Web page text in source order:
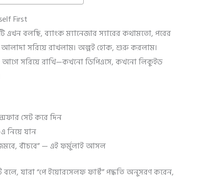
First
এখন বলছি, ব্যাংক ম্যানেজার স্যারের কথামতো, পরের
সরিয়ে রাখলাম। অল্পই হোক, শুরু করলাম।
আগে সরিয়ে রাখি—কখনো ডিপিএসে, কখনো লিকুইড
সেট করে দিন
নিয়ে যান
বাঁচবে” — এই ফর্মুলাই আসল
বলে, যারা “পে ইয়োরসেলফ ফার্স্ট” পদ্ধতি অনুসরণ করেন,